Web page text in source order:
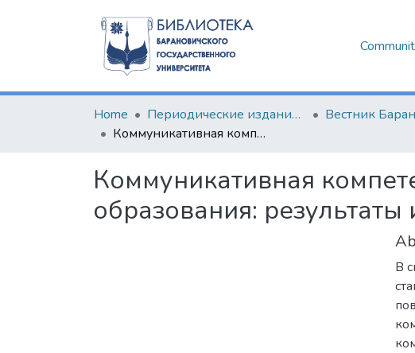
Home Периодические издания БарГУ
Коммуникативная компетентность будущих педагогов инклюзивного образования: результаты исследования
Коммуникативная
образования: результаты
В